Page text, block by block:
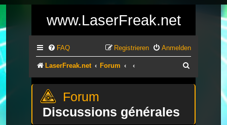
www.LaserFreak.net
FAQ Anmelden
Registrieren
LaserFreak.net Forum
Discussions générales